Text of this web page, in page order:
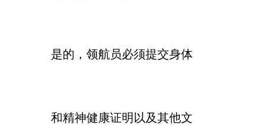
是的，领航员必须提交身体
和精神健康证明以及其他文